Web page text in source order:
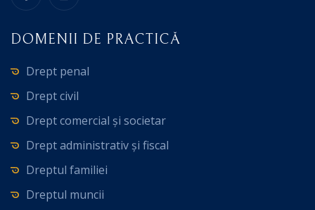
DOMENII DE PRACTICĂ
Drept penal
Drept civil
Drept comercial și societar
Drept administrativ și fiscal
Dreptul familiei
Dreptul muncii